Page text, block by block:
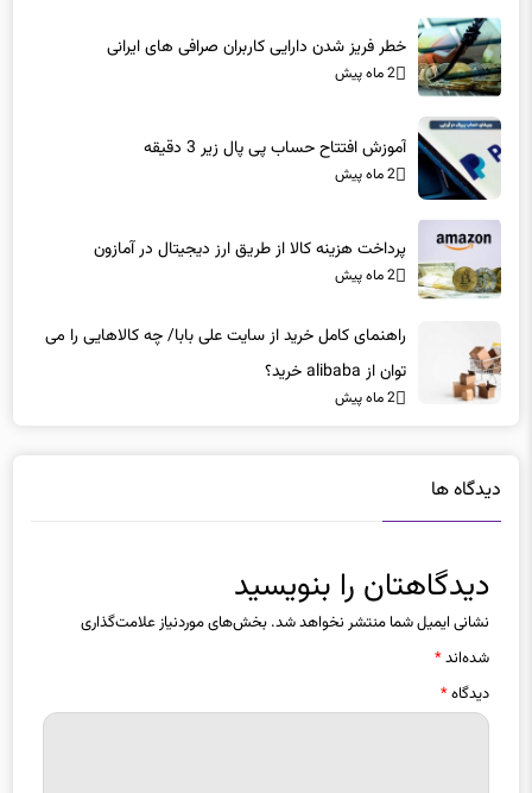
2 ماه پیش
2 ماه پیش
توان از alibaba خرید؟
2 ماه پیش
نشانی ایمیل شما منتشر نخواهد شد.بخش‌های موردنیاز علامت‌گذاری
شده‌اند*
دیدگاه*